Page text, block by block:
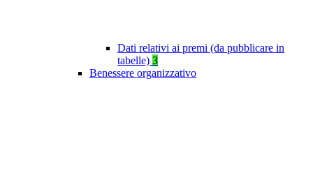
Dati relativi ai premi (da pubblicare in
tabelle) 3
Benessere organizzativo